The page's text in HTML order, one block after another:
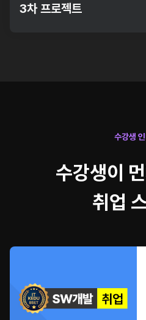
3차 프로젝트
수강생
수강생이
취업